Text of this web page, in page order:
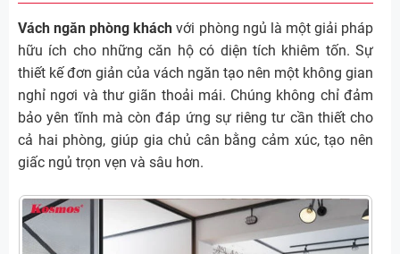
Vách ngăn phòng khách với phòng ngủ là một giải pháp
hữu ích cho những căn hộ có diện tích khiêm tốn. Sự
thiết kế đơn giản của vách ngăn tạo nên một không gian
nghỉ ngơi và thư giãn thoải mái. Chúng không chỉ đảm
bảo yên tĩnh mà còn đáp ứng sự riêng tư cần thiết cho
cả hai phòng, giúp gia chủ cân bằng cảm xúc, tạo nên
giấc ngủ trọn vẹn và sâu hơn.